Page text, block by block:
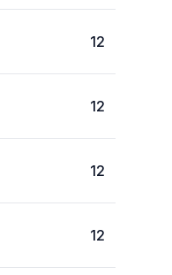
12
12
12
12